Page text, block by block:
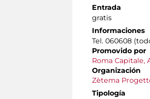
Entrada
gratis
Informaciones
Tel. 060608
Promovido por
Roma Capitale,
Organización
Zètema
Tipología